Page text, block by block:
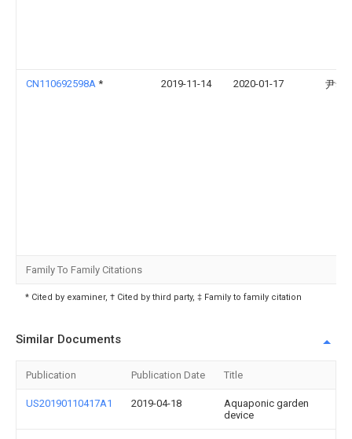
CN110692598A * 2019-11-14 2020-01-17 尹华
Family To Family Citations
* Cited by examiner, † Cited by third party, ‡ Family to family citation
Similar Documents
Publication Publication Date Title
US20190110417A1 2019-04-18
Aquaponic garden
device